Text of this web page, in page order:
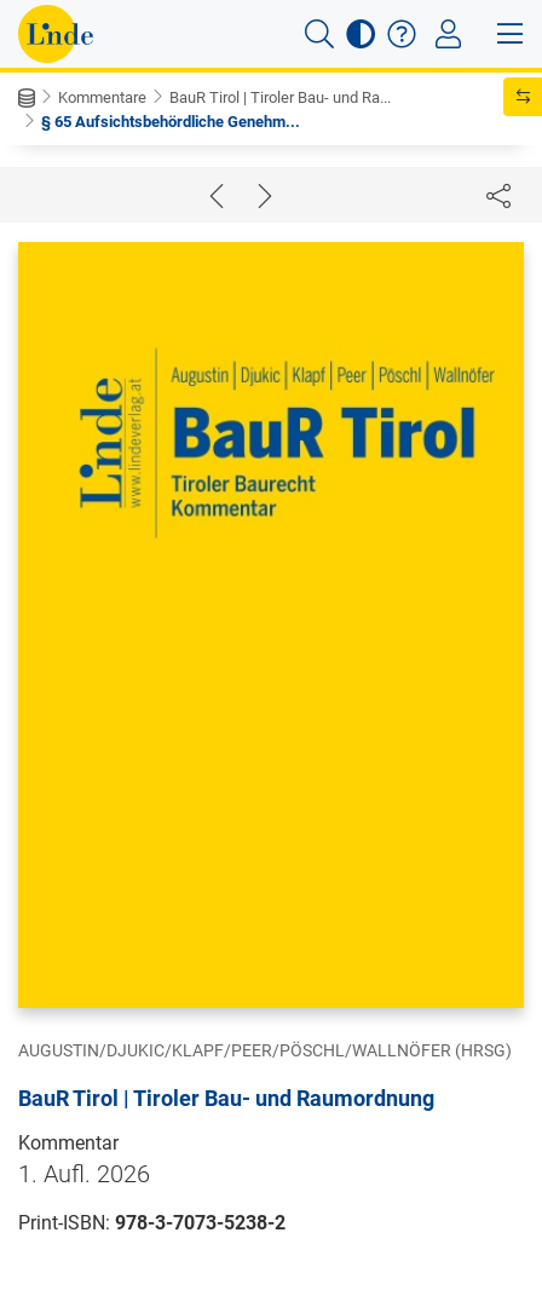
Kommentare
BauR Tirol | Tiroler Bau- und Ra...
§ 65 Aufsichtsbehördliche Genehm...
AUGUSTIN/DJUKIC/KLAPF/PEER/PÖSCHL/WALLNÖFER (HRSG)
BauR Tirol | Tiroler Bau- und Raumordnung
Kommentar
1. Aufl. 2026
Print-ISBN: 978-3-7073-5238-2